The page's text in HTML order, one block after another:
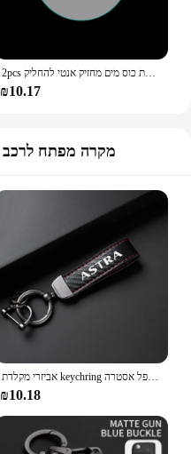
2pcs סיבי פחמן רכב כיור רכבת מחצלת כוס מים מחזיק אנטי להחליק Pad עבור פרארי רומא פורטופינו F8 458 488 599 GTC4Lusso SF90 8
₪10.17
מקרה מפתח לרכב
אביזרי מקלדת keychring עבור אופל אסטרה h insignia c d vectra b zafira קרוון קרוואן
₪10.18